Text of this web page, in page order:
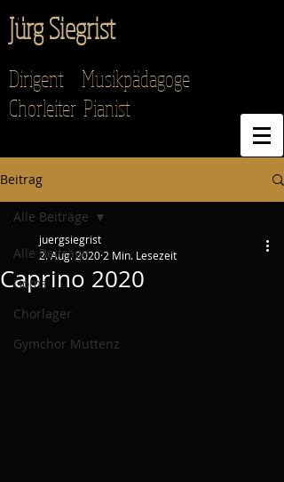
Jürg Siegrist
Dirigent Musikpädagoge
Chorleiter Pianist
Beitrag
Alle Beiträge
Goms
Chorlager
Gymchor Muttenz
Alle Beiträge
Caprino 2020
juergsiegrist
2. Aug. 2020 2 Min. Lesezeit